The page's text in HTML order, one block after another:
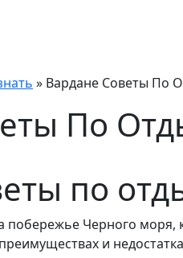
» Вардане Советы По
По
по
побережье Черного
и